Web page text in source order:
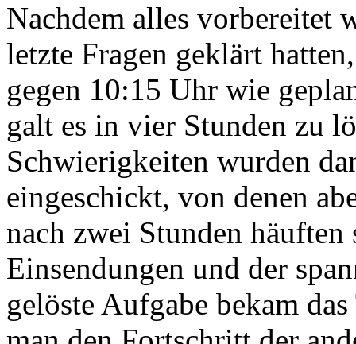
Nachdem alles vorbereitet
letzte Fragen geklärt
gegen 10:15 Uhr wie
galt es in vier Stunden zu
Schwierigkeiten wurden
eingeschickt, von denen
nach zwei Stunden
Einsendungen und der
gelöste Aufgabe bekam